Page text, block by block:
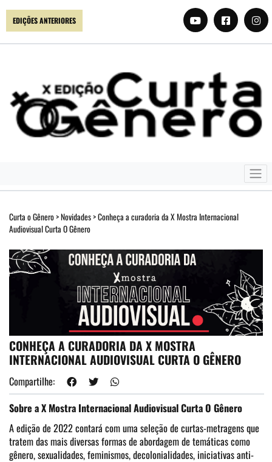
EDIÇÕES ANTERIORES
Curta o Gênero>Novidades>Conheça a curadoria da X Mostra Internacional
Audiovisual Curta O Gênero
CONHEÇA A CURADORIA DA X MOSTRA
INTERNACIONAL AUDIOVISUAL CURTA O GÊNERO
Compartilhe:
Sobre a X Mostra Internacional Audiovisual Curta O Gênero
A edição de 2022 contará com uma seleção de curtas-metragens que
tratem das mais diversas formas de abordagem de temáticas como
gênero, sexualidades, feminismos, decolonialidades, iniciativas anti-